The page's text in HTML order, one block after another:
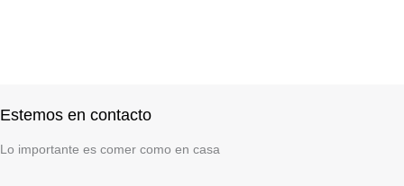
Estemos en contacto
Lo importante es comer como en casa